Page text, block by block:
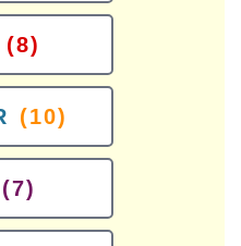
(8)
(10)
(7)